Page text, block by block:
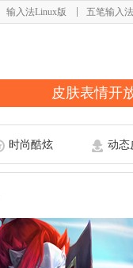
输入法Linux版 五笔输入法
皮肤表情开
时尚酷炫 动态